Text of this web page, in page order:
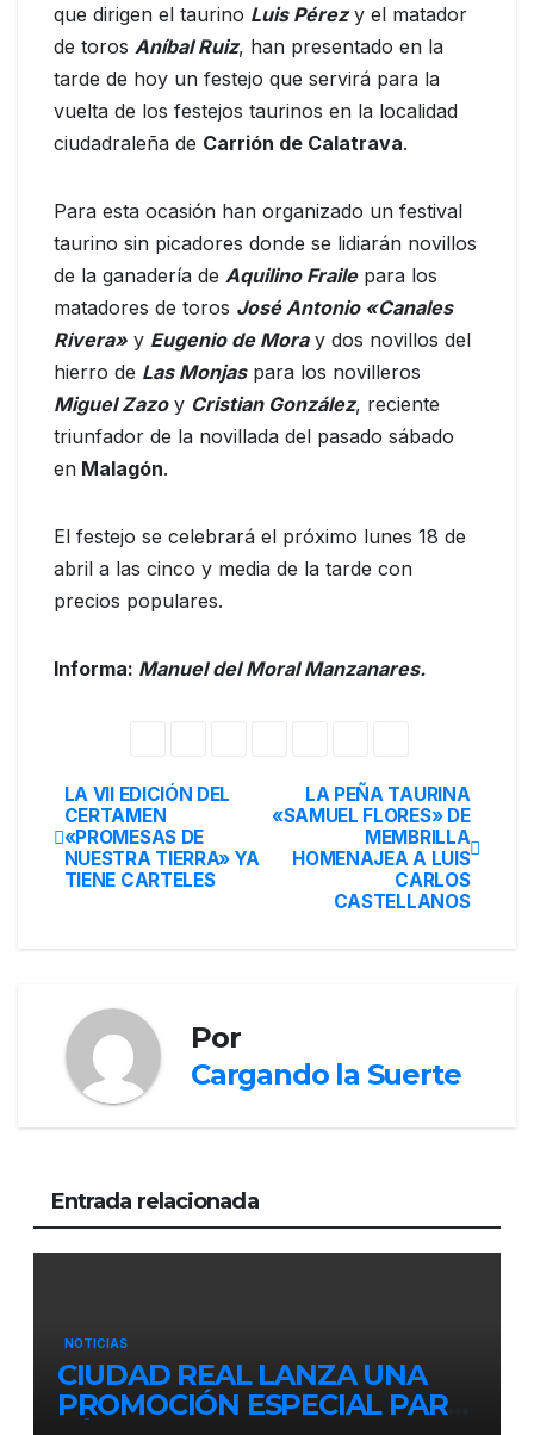
que dirigen el taurino Luis Pérezy el matador
de toros Aníbal Ruiz, han presentado en la
tarde de hoy un festejo que servirá para la
vuelta de los festejos taurinos en la localidad
ciudadraleña de Carrión de Calatrava.
Para esta ocasión han organizado un festival
taurino sin picadores donde se lidiarán novillos
de la ganadería de Aquilino Frailepara los
matadores de toros José Antonio «Canales
Rivera» y Eugenio de Moray dos novillos del
hierro de Las Monjaspara los novilleros
Miguel Zazoy Cristian González, reciente
triunfador de la novillada del pasado sábado
en Malagón.
El festejo se celebrará el próximo lunes 18 de
abril a las cinco y media de la tarde con
precios populares.
Informa: Manuel del Moral Manzanares.
LA PEÑA TAURINA
«SAMUEL FLORES» DE
MEMBRILLA
HOMENAJEA A LUIS
CARLOS
CASTELLANOS
LA VII EDICIÓN DEL
CERTAMEN
«PROMESAS DE
NUESTRA TIERRA» YA
TIENE CARTELES
Por
Cargando la Suerte
Entrada relacionada
NOTICIAS
CIUDAD REAL LANZA UNA
PROMOCIÓN ESPECIAL PARA